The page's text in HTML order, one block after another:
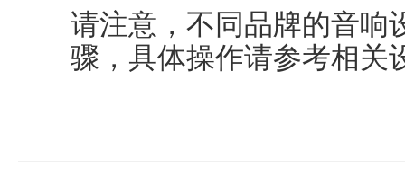
请注意，不同品牌的音响
骤，具体操作请参考相关